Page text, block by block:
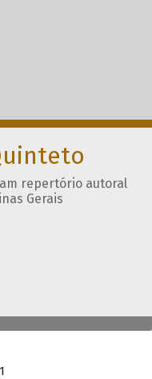
repertório autoral
Gerais